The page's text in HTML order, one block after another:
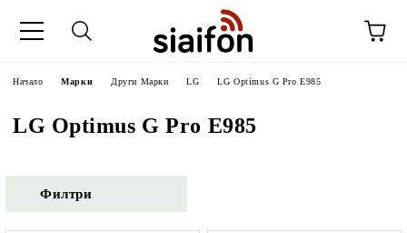
Начало Марки Други Марки LG LG Optimus G Pro E985
LG Optimus G Pro E985
Филтри